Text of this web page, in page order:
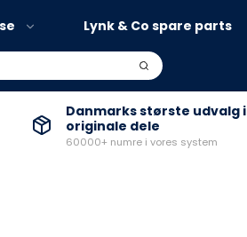
Lynk & Co spare parts
Danmarks største udvalg i
originale dele
60000+ numre i vores system